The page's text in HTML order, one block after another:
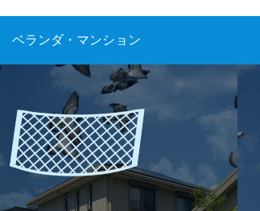
ベランダ・マンション